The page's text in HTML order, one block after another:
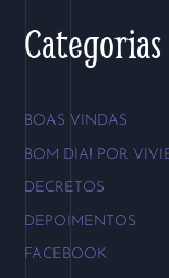
Categorias
BOAS VINDAS
BOM DIA! POR
DECRETOS
DEPOIMENTOS
FACEBOOK